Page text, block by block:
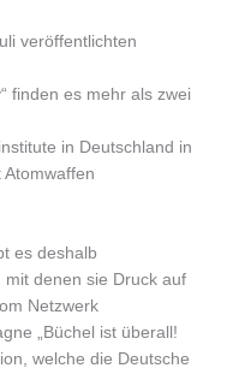
veröffentlichten
finden es mehr als zwei
in Deutschland in
es deshalb
denen sie Druck auf
Netzwerk
„Büchel ist überall!
welche die Deutsche